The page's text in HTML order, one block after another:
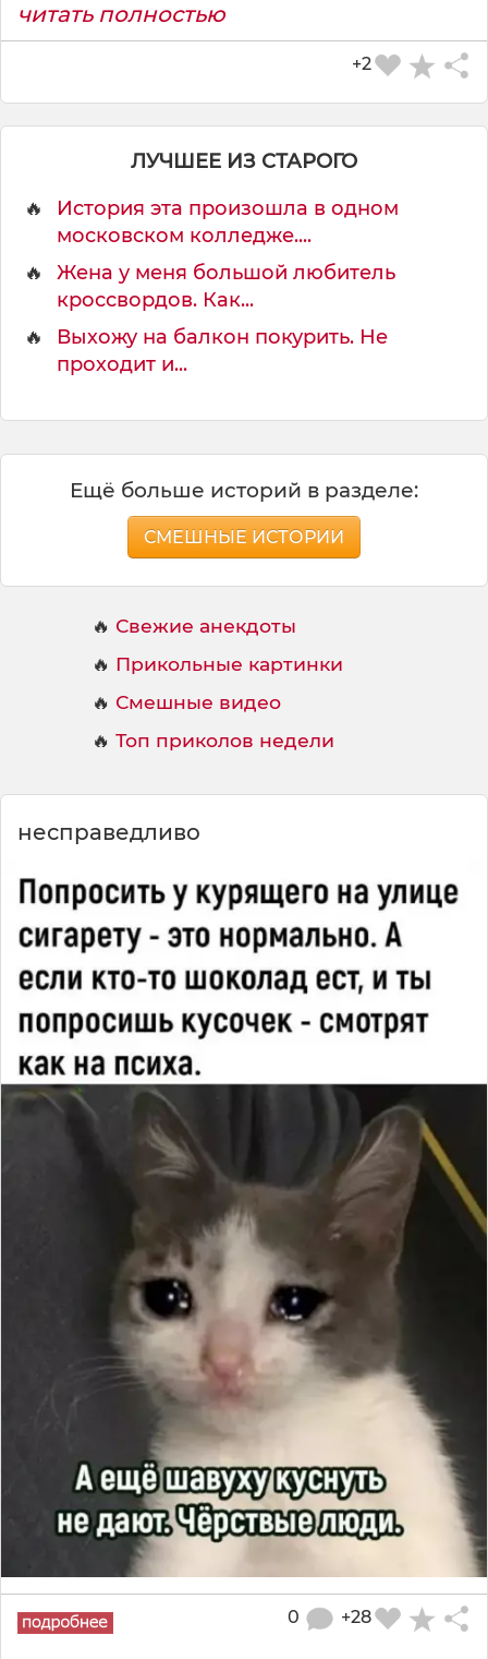
читать полностью
+2
ЛУЧШЕЕ ИЗ СТАРОГО
🔥
История эта произошла в одном
московском колледже....
🔥
Жена у меня большой любитель
кроссвордов. Как...
🔥
Выхожу на балкон покурить. Не
проходит и...
Ещё больше историй в разделе:
СМЕШНЫЕ ИСТОРИИ
🔥 Свежие анекдоты
🔥 Прикольные картинки
🔥 Смешные видео
🔥 Топ приколов недели
несправедливо
+28
0